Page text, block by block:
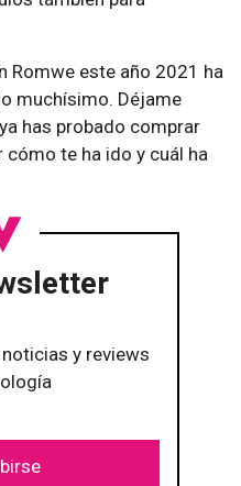
Romwe este año 2021 ha
muchísimo. Déjame
has probado comprar
cómo te ha ido y cuál ha
y reviews